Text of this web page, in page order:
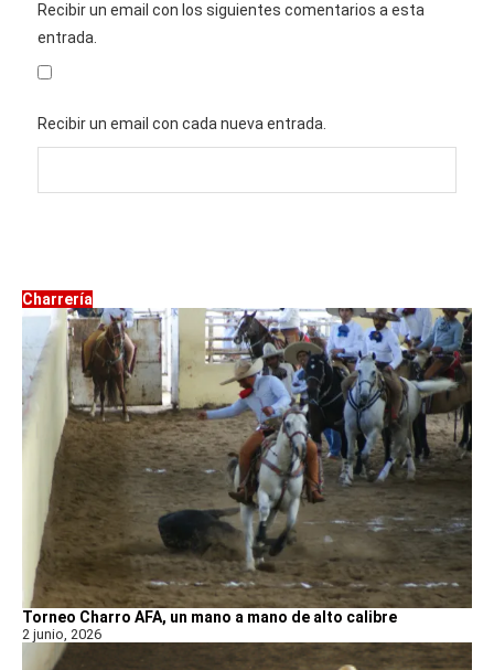
Recibir un email con los siguientes comentarios a esta
entrada.
Recibir un email con cada nueva entrada.
Charrería
Torneo Charro AFA, un mano a mano de alto calibre
2 junio, 2026